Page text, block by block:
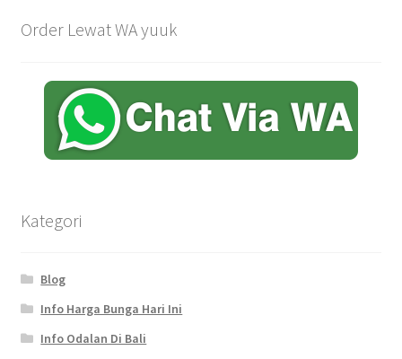
Order Lewat WA yuuk
Kategori
Blog
Info Harga Bunga Hari Ini
Info Odalan Di Bali